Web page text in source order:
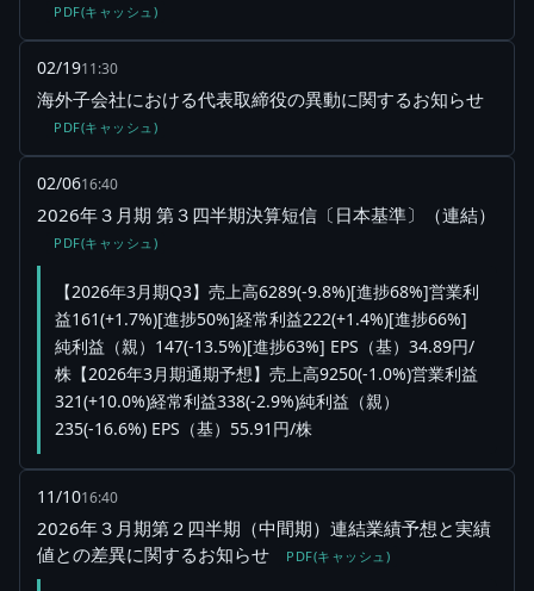
PDF(キャッシュ)
02/1911:30
海外子会社における代表取締役の異動に関するお知らせ
PDF(キャッシュ)
02/0616:40
2026年３月期 第３四半期決算短信〔日本基準〕（連結）
PDF(キャッシュ)
【2026年3月期Q3】売上高6289(-9.8%)[進捗68%]営業利
益161(+1.7%)[進捗50%]経常利益222(+1.4%)[進捗66%]
純利益（親）147(-13.5%)[進捗63%] EPS（基）34.89円/
株【2026年3月期通期予想】売上高9250(-1.0%)営業利益
321(+10.0%)経常利益338(-2.9%)純利益（親）
235(-16.6%) EPS（基）55.91円/株
11/1016:40
2026年３月期第２四半期（中間期）連結業績予想と実績
値との差異に関するお知らせ
PDF(キャッシュ)